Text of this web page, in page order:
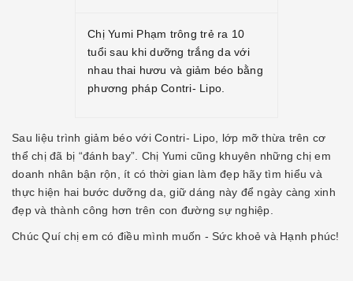
Chị Yumi Phạm trông trẻ ra 10
tuổi sau khi dưỡng trắng da với
nhau thai hươu và giảm béo bằng
phương pháp Contri- Lipo.
Sau liệu trình giảm béo với Contri- Lipo, lớp mỡ thừa trên cơ
thể chị đã bị “đánh bay”. Chị Yumi cũng khuyên những chị em
doanh nhân bận rộn, ít có thời gian làm đẹp hãy tìm hiểu và
thực hiện hai bước dưỡng da, giữ dáng này để ngày càng xinh
đẹp và thành công hơn trên con đường sự nghiệp.
Chúc Quí chị em có điều mình muốn - Sức khoẻ và Hạnh phúc!